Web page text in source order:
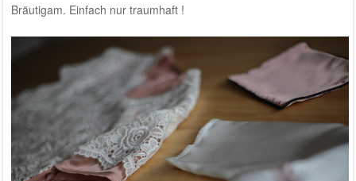
Bräutigam. Einfach nur traumhaft !